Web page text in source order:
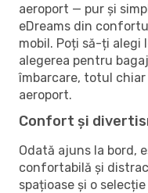
aeroport — pur și
eDreams din
mobil. Poți să-ți
alegerea pentru
îmbarcare, totul
aeroport.
Confort și
Odată ajuns la bord,
confortabilă și
spațioase și o